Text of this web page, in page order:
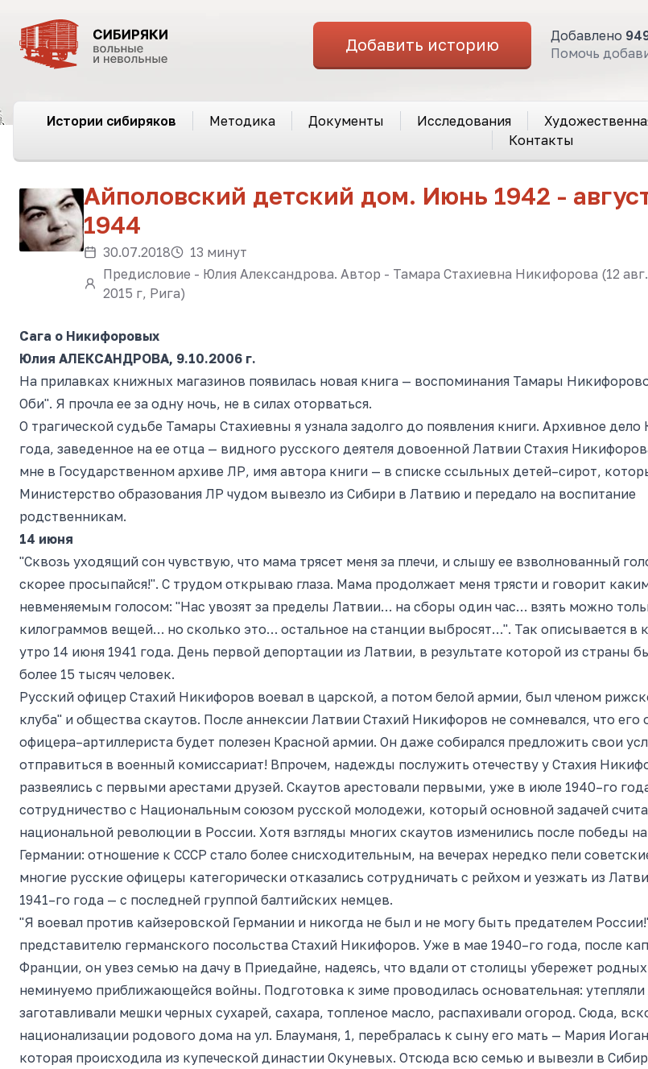
Добавить историю Добавлено
Помочь
Истории сибиряков Методика Документы Исследования
Контакты
Айполовский детский дом. Июнь 1942 -
1944
30.07.2018
13 минут
Предисловие - Юлия Александрова. Автор - Тамара Стахиевна Никифорова (12 авг.
2015 г, Рига)
Сага о Никифоровых
Юлия АЛЕКСАНДРОВА, 9.10.2006 г.
На прилавках книжных магазинов появилась новая книга — воспоминания Тамары
Оби". Я прочла ее за одну ночь, не в силах оторваться.
О трагической судьбе Тамары Стахиевны я узнала задолго до появления книги. Архивное дело
года, заведенное на ее отца — видного русского деятеля довоенной Латвии Стахия
мне в Государственном архиве ЛР, имя автора книги — в списке ссыльных детей–сирот,
Министерство образования ЛР чудом вывезло из Сибири в Латвию и передало на воспитание
родственникам.
14 июня
"Сквозь уходящий сон чувствую, что мама трясет меня за плечи, и слышу ее взволнованный
скорее просыпайся!". С трудом открываю глаза. Мама продолжает меня трясти и говорит
невменяемым голосом: "Нас увозят за пределы Латвии… на сборы один час… взять можно
килограммов вещей… но сколько это… остальное на станции выбросят…". Так описывается в
утро 14 июня 1941 года. День первой депортации из Латвии, в результате которой из страны
более 15 тысяч человек.
Русский офицер Стахий Никифоров воевал в царской, а потом белой армии, был членом
клуба" и общества скаутов. После аннексии Латвии Стахий Никифоров не сомневался, что его
офицера–артиллериста будет полезен Красной армии. Он даже собирался предложить свои
отправиться в военный комиссариат! Впрочем, надежды послужить отечеству у Стахия
развеялись с первыми арестами друзей. Скаутов арестовали первыми, уже в июле 1940–го
сотрудничество с Национальным союзом русской молодежи, который основной задачей
национальной революции в России. Хотя взгляды многих скаутов изменились после победы
Германии: отношение к СССР стало более снисходительным, на вечерах нередко пели
многие русские офицеры категорически отказались сотрудничать с рейхом и уезжать из
1941–го года — с последней группой балтийских немцев.
"Я воевал против кайзеровской Германии и никогда не был и не могу быть предателем
представителю германского посольства Стахий Никифоров. Уже в мае 1940–го года, после
Франции, он увез семью на дачу в Приедайне, надеясь, что вдали от столицы убережет
неминуемо приближающейся войны. Подготовка к зиме проводилась основательная:
заготавливали мешки черных сухарей, сахара, топленое масло, распахивали огород. Сюда,
национализации родового дома на ул. Блауманя, 1, перебралась к сыну его мать — Мария
которая происходила из купеческой династии Окуневых. Отсюда всю семью и вывезли в